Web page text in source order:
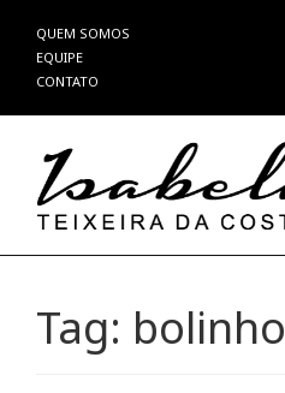
Pular
para
o
QUEM SOMOS
EQUIPE
CONTATO
Tag: bolinho